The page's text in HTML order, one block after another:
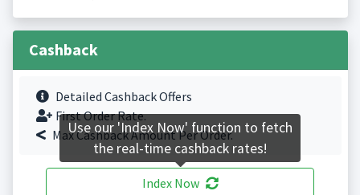
Cashback
Detailed Cashback Offers
First Order Rate.
Max Cashback Amount Per Order.
Index Now
Use our 'Index Now' function to fetch
the real-time cashback rates!